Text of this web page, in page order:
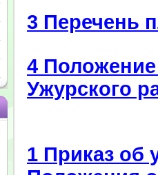
3 Перечень
4
Ужурского
1 Приказ об